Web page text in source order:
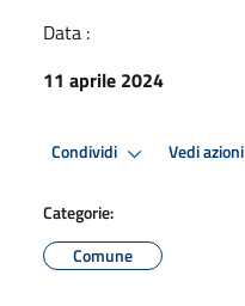
Data :
11 aprile 2024
Condividi Vedi azioni
Categorie:
Comune